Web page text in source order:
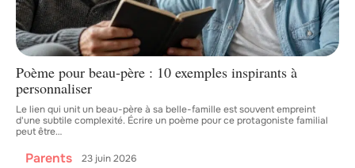
Poème pour beau-père : 10 exemples inspirants à
personnaliser
Le lien qui unit un beau-père à sa belle-famille est souvent empreint
d'une subtile complexité. Écrire un poème pour ce protagoniste familial
peut être…
Parents 23 juin 2026